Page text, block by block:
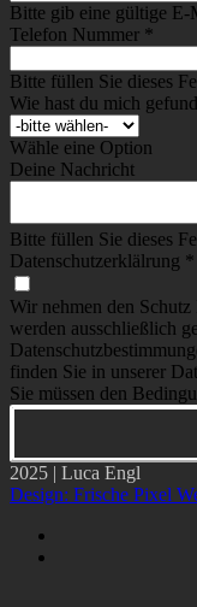
Bitte gib eine gültige E-
Telefon Nummer *
Bitte füllen Sie dieses
Wie hast du mich
Wähle eine Option
Deine Nachricht
Bitte füllen Sie dieses
Datenschutzerklälrung *
Wir nehmen den
werden ausschließlich
finden Sie in unserer
Sie müssen den
2025 | Luca Engl
Design: Frische Pixel